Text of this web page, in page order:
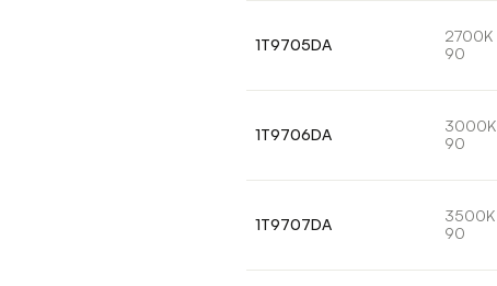
1T9705DA
2700K
90
1T9706DA
3000K
90
1T9707DA
3500K
90